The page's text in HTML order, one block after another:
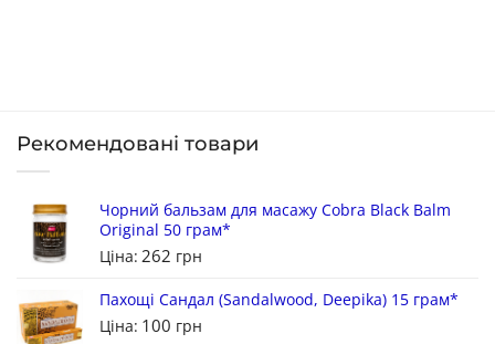
Рекомендовані товари
Чорний бальзам для масажу Cobra Black Balm
Original 50 грам*
Ціна: 262 грн
Пахощі Сандал (Sandalwood, Deepika) 15 грам*
Ціна: 100 грн